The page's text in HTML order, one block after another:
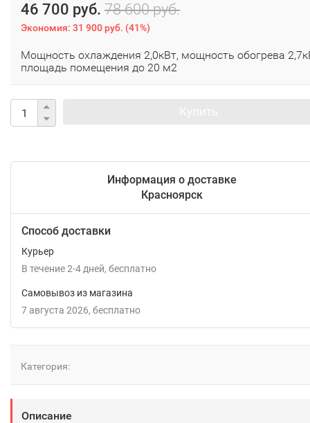
46 700 руб. 78 600 руб.
Экономия: 31 900 руб. (41%)
Мощность охлаждения 2,0кВт, мощность обогрева
площадь помещения до 20 м2
Информация о доставке
Красноярск
Способ доставки
Курьер
В течение2-4 дней Бесплатно
Самовывоз из магазина
7 августа 2026
Бесплатно
Категория:
Описание